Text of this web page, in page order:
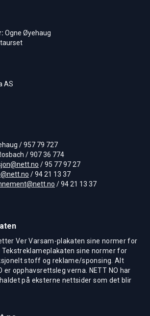
Ogne Øyehaug
AS
/ 957 79 727
/ 907 36 774
/ 95 77 97 27
/ 94 21 13 37
/ 94 21 13 37
Ver Varsam-plakaten sine normer for
Tekstreklameplakaten sine normer for
stoff og reklame/sponsing. Alt
er opphavsrettsleg verna. NETT NO har
på eksterne nettsider som det blir